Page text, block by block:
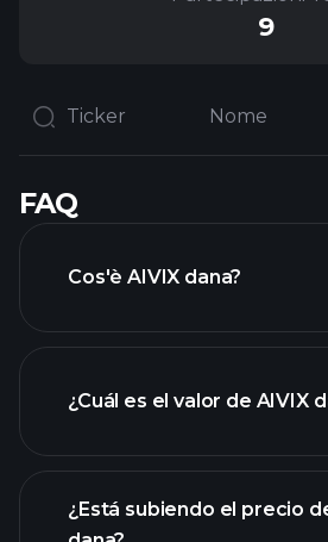
9
Ticker Nome
FAQ
Cos'è AIVIX dana?
¿Cuál es el valor de AIVIX
¿Está subiendo el precio